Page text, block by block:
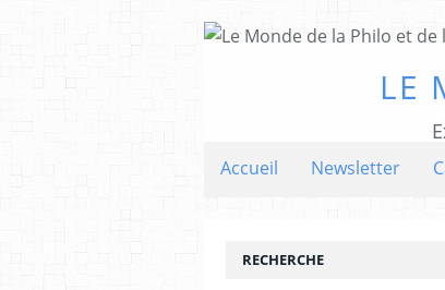
LE
Accueil Newsletter
RECHERCHE